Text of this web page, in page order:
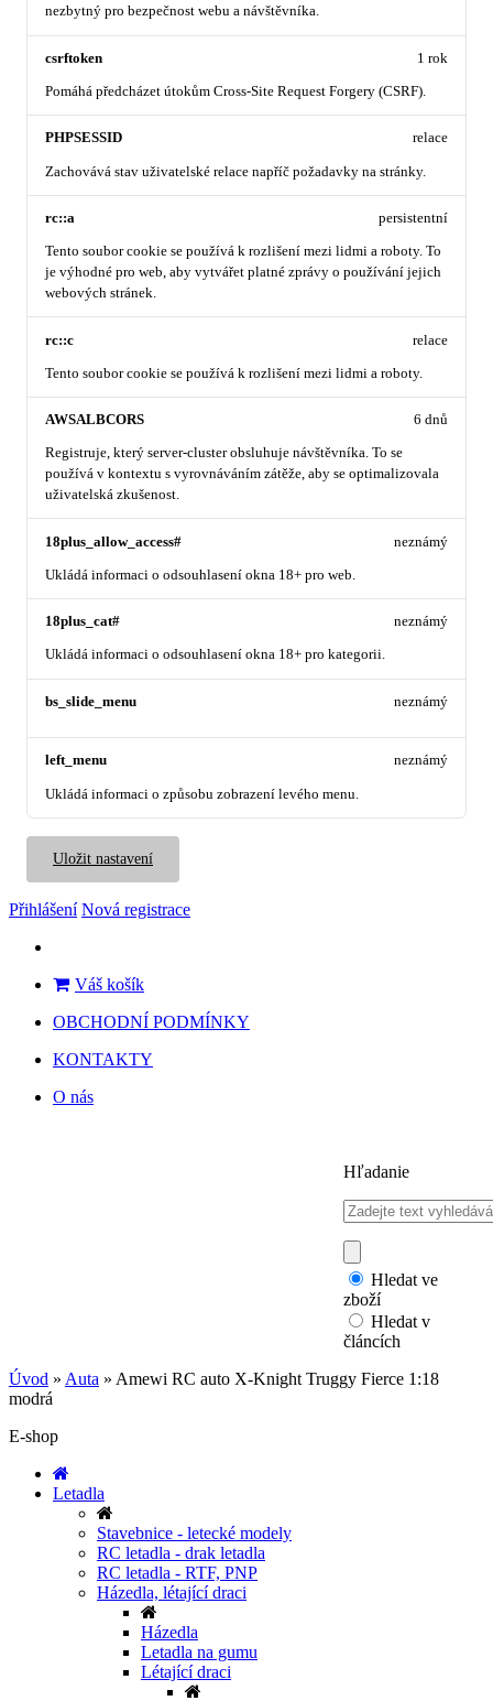
nezbytný pro bezpečnost webu a návštěvníka.
csrftoken
Pomáhá předcházet útokům Cross-Site Request Forgery (CSRF).
1 rok
PHPSESSID
Zachovává stav uživatelské relace napříč požadavky na stránky.
relace
rc::a
Tento soubor cookie se používá k rozlišení mezi lidmi a roboty. To
je výhodné pro web, aby vytvářet platné zprávy o používání jejich
webových stránek.
persistentní
rc::c
Tento soubor cookie se používá k rozlišení mezi lidmi a roboty.
relace
AWSALBCORS
Registruje, který server-cluster obsluhuje návštěvníka. To se
používá v kontextu s vyrovnáváním zátěže, aby se optimalizovala
uživatelská zkušenost.
6 dnů
18plus_allow_access#
Ukládá informaci o odsouhlasení okna 18+ pro web.
neznámý
18plus_cat#
Ukládá informaci o odsouhlasení okna 18+ pro kategorii.
neznámý
bs_slide_menu neznámý
left_menu
Ukládá informaci o způsobu zobrazení levého menu.
neznámý
Uložit nastavení
Přihlášení Nová registrace
Váš košík
OBCHODNÍ PODMÍNKY
KONTAKTY
O nás
Hľadanie
Hledat ve
zboží
Hledat v
článcích
Úvod » Auta » Amewi RC auto X-Knight Truggy Fierce 1:18
modrá
E-shop
Letadla
Stavebnice - letecké modely
RC letadla - drak letadla
RC letadla - RTF, PNP
Házedla, létající draci
Házedla
Letadla na gumu
Létající draci